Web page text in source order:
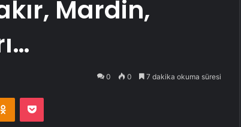
Mardin,
0 0 7 dakika okuma süresi
Odnoklassniki
Pocket